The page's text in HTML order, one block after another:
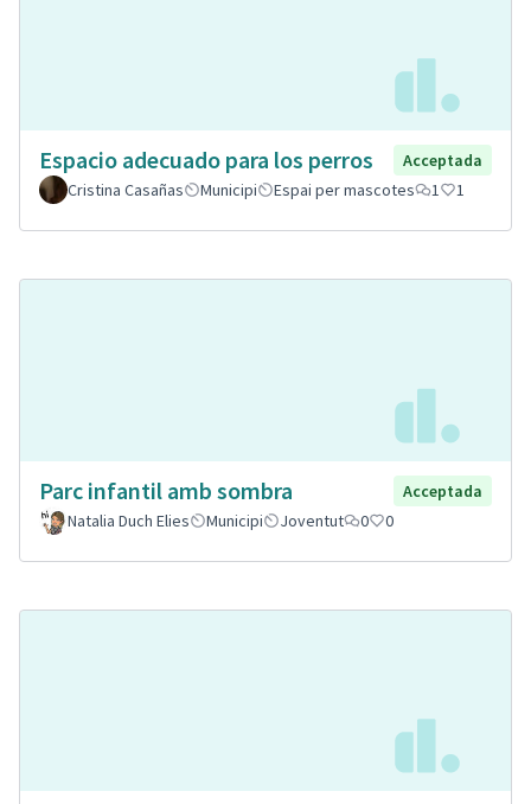
Espacio adecuado para los perros
Acceptada
Cristina Casañas
Municipi Espai per mascotes 1 1
Parc infantil amb sombra
Acceptada
Natalia Duch Elies
Municipi Joventut 0 0